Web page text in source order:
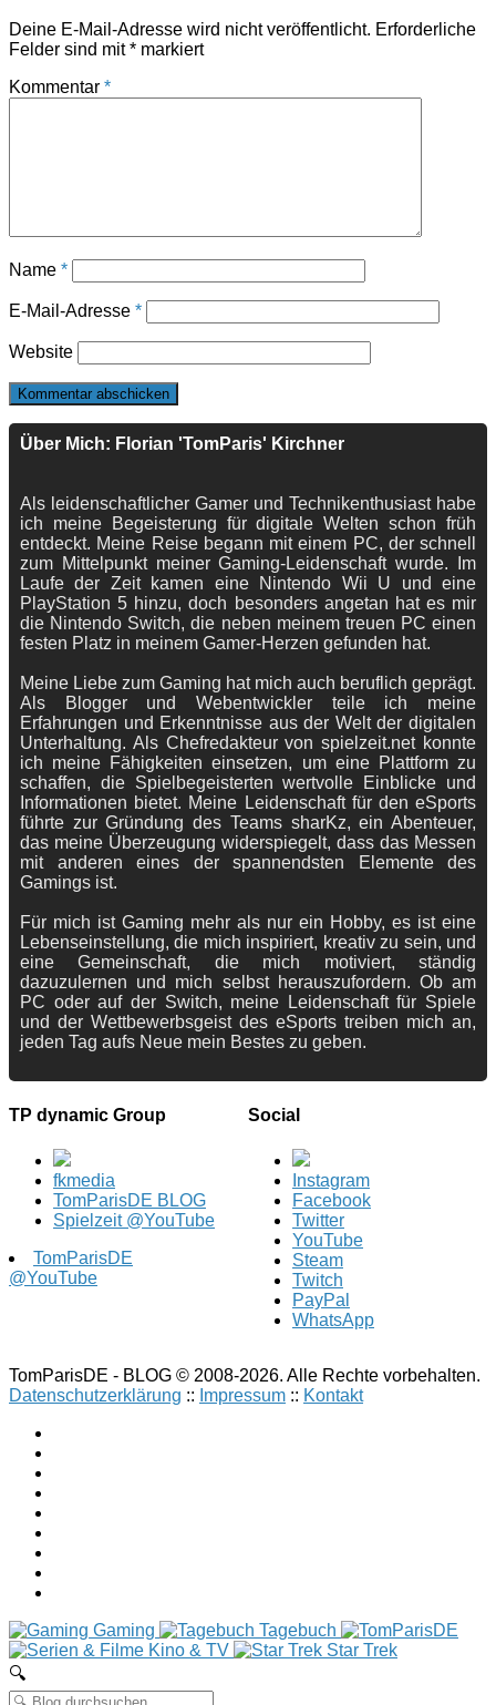
Deine E-Mail-Adresse wird nicht veröffentlicht. Erforderliche
Felder sind mit* markiert
Kommentar *
Name *
E-Mail-Adresse *
Website
Über Mich: Florian 'TomParis' Kirchner
Als leidenschaftlicher Gamer und Technikenthusiast habe
ich meine Begeisterung für digitale Welten schon früh
entdeckt. Meine Reise begann mit einem PC, der schnell
zum Mittelpunkt meiner Gaming-Leidenschaft wurde. Im
Laufe der Zeit kamen eine Nintendo Wii U und eine
PlayStation 5 hinzu, doch besonders angetan hat es mir
die Nintendo Switch, die neben meinem treuen PC einen
festen Platz in meinem Gamer-Herzen gefunden hat.
Meine Liebe zum Gaming hat mich auch beruflich geprägt.
Als Blogger und Webentwickler teile ich meine
Erfahrungen und Erkenntnisse aus der Welt der digitalen
Unterhaltung. Als Chefredakteur von spielzeit.net konnte
ich meine Fähigkeiten einsetzen, um eine Plattform zu
schaffen, die Spielbegeisterten wertvolle Einblicke und
Informationen bietet. Meine Leidenschaft für den eSports
führte zur Gründung des Teams sharKz, ein Abenteuer,
das meine Überzeugung widerspiegelt, dass das Messen
mit anderen eines der spannendsten Elemente des
Gamings ist.
Für mich ist Gaming mehr als nur ein Hobby, es ist eine
Lebenseinstellung, die mich inspiriert, kreativ zu sein, und
eine Gemeinschaft, die mich motiviert, ständig
dazuzulernen und mich selbst herauszufordern. Ob am
PC oder auf der Switch, meine Leidenschaft für Spiele
und der Wettbewerbsgeist des eSports treiben mich an,
jeden Tag aufs Neue mein Bestes zu geben.
TP dynamic Group
fkmedia
TomParisDE BLOG
Spielzeit @YouTube
TomParisDE
@YouTube
Social
Instagram
Facebook
Twitter
YouTube
Steam
Twitch
PayPal
WhatsApp
TomParisDE - BLOG © 2008-2026. Alle Rechte vorbehalten.
Datenschutzerklärung :: Impressum :: Kontakt
Gaming
Tagebuch
Kino & TV
Star Trek
🔍